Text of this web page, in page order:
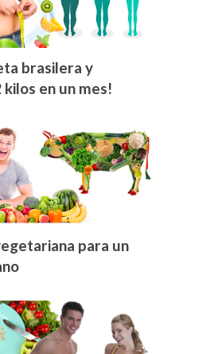
brasilera y
kilos en un mes!
para un